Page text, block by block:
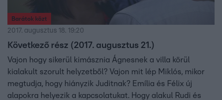
Barátok közt
2017. augusztus 18. 19:20
Következő rész (2017. augusztus 21.)
Vajon hogy sikerül kimásznia Ágnesnek a villa körül
kialakult szorult helyzetből? Vajon mit lép Miklós, mikor
megtudja, hogy hiányzik Juditnak? Emília és Félix új
alapokra helyezik a kapcsolatukat. Hogy alakul Rudi és